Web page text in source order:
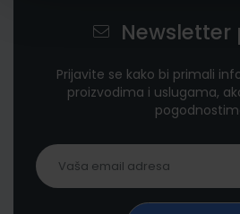
Newsletter
Prijavite se kako bi primali
proizvodima i uslugama,